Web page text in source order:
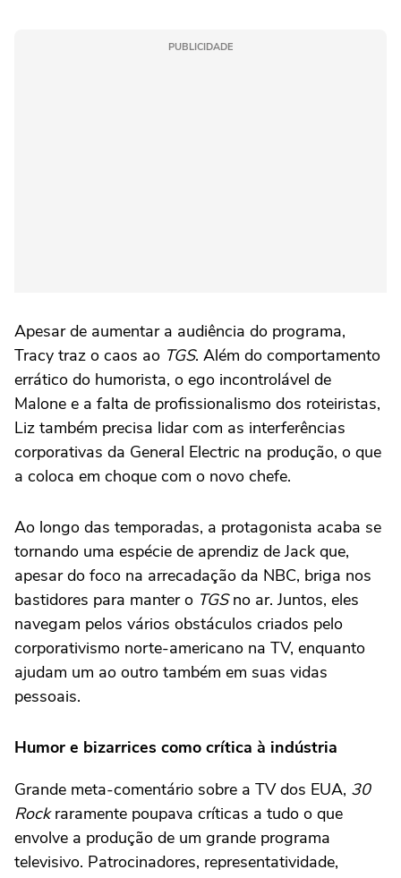
PUBLICIDADE
Apesar de aumentar a audiência do programa,
Tracy traz o caos ao TGS. Além do comportamento
errático do humorista, o ego incontrolável de
Malone e a falta de profissionalismo dos roteiristas,
Liz também precisa lidar com as interferências
corporativas da General Electric na produção, o que
a coloca em choque com o novo chefe.
Ao longo das temporadas, a protagonista acaba se
tornando uma espécie de aprendiz de Jack que,
apesar do foco na arrecadação da NBC, briga nos
bastidores para manter o TGSno ar. Juntos, eles
navegam pelos vários obstáculos criados pelo
corporativismo norte-americano na TV, enquanto
ajudam um ao outro também em suas vidas
pessoais.
Humor e bizarrices como crítica à indústria
Grande meta-comentário sobre a TV dos EUA, 30
Rockraramente poupava críticas a tudo o que
envolve a produção de um grande programa
televisivo. Patrocinadores, representatividade,